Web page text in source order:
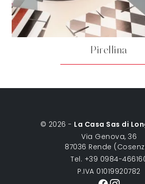
Pirellina
© 2026 - La Casa Sas di
Via Genova, 36
87036 Rende
Tel. +39 0984-
P.IVA 01019920782